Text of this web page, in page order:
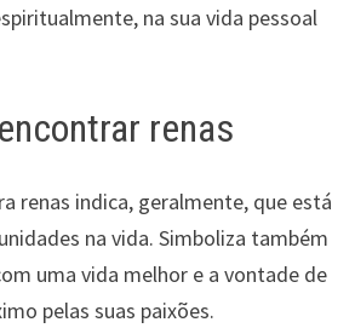
na sua vida pessoal
renas
renas indica, geralmente, que está
na vida. Simboliza também
uma vida melhor e a vontade de
pelas suas paixões.